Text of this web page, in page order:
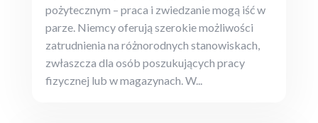
pożytecznym – praca i zwiedzanie mogą iść w
parze. Niemcy oferują szerokie możliwości
zatrudnienia na różnorodnych stanowiskach,
zwłaszcza dla osób poszukujących pracy
fizycznej lub w magazynach. W...